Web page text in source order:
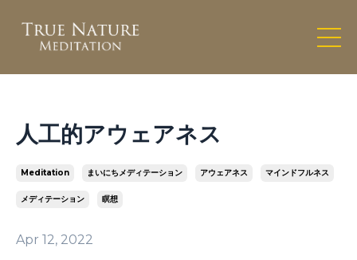
人工的アウェアネス
Meditation まいにちメディテーション アウェアネス マインドフルネス
メディテーション 瞑想
Apr 12, 2022